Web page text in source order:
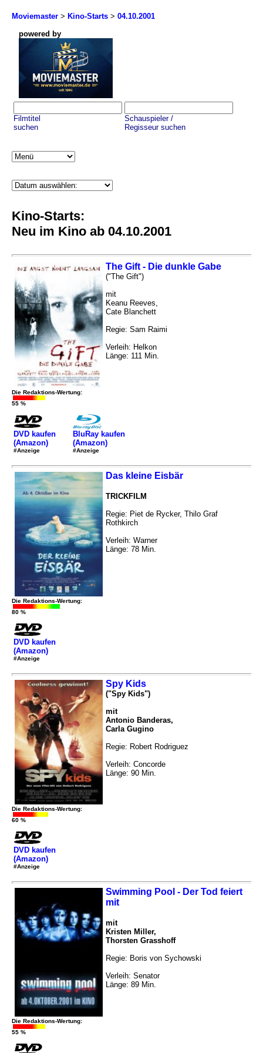
Moviemaster > Kino-Starts > 04.10.2001
powered by
Filmtitel
suchen
Schauspieler /
Regisseur suchen
Kino-Starts:
Neu im Kino ab 04.10.2001
The Gift - Die dunkle Gabe
("The Gift")
mit
Keanu Reeves,
Cate Blanchett
Regie: Sam Raimi
Verleih: Helkon
Länge: 111 Min.
Die Redaktions-Wertung:
55 %
DVD kaufen
(Amazon)
#Anzeige
BluRay kaufen
(Amazon)
#Anzeige
Das kleine Eisbär
TRICKFILM
Regie: Piet de Rycker, Thilo Graf
Rothkirch
Verleih: Warner
Länge: 78 Min.
Die Redaktions-Wertung:
80 %
DVD kaufen
(Amazon)
#Anzeige
Spy Kids
("Spy Kids")
mit
Antonio Banderas,
Carla Gugino
Regie: Robert Rodriguez
Verleih: Concorde
Länge: 90 Min.
Die Redaktions-Wertung:
60 %
DVD kaufen
(Amazon)
#Anzeige
Swimming Pool - Der Tod feiert
mit
mit
Kristen Miller,
Thorsten Grasshoff
Regie: Boris von Sychowski
Verleih: Senator
Länge: 89 Min.
Die Redaktions-Wertung:
55 %